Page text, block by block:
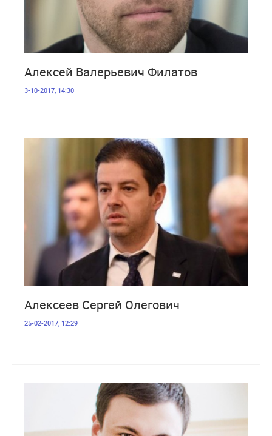
Алексей Валерьевич Филатов
3-10-2017, 14:30
Алексеев Сергей Олегович
25-02-2017, 12:29